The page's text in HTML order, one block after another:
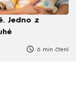
Jedno z
6 min čtení
dívky